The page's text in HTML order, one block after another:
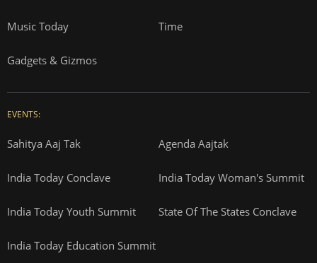
Music Today Time
Gadgets & Gizmos
EVENTS:
Sahitya Aaj Tak Agenda Aajtak
India Today Conclave India Today Woman's Summit
India Today Youth Summit State Of The States Conclave
India Today Education Summit